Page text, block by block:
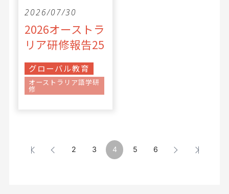
2026/07/30
2026オーストラ
リア研修報告25
グローバル教育
オーストラリア語学研
修
2 3 4 5 6